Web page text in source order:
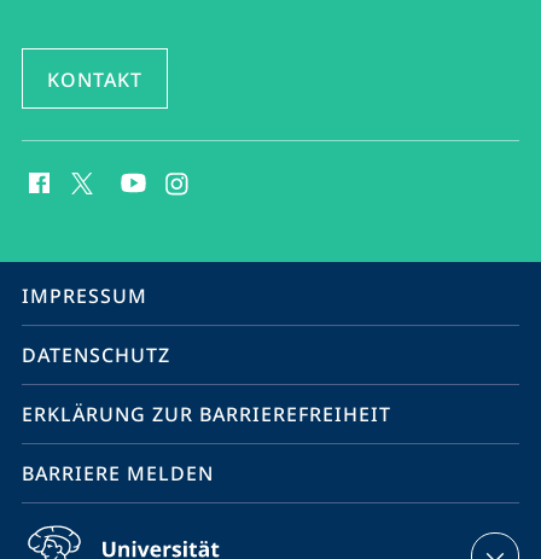
KONTAKT
Media
Service-
Navigation
IMPRESSUM
DATENSCHUTZ
ERKLÄRUNG ZUR BARRIEREFREIHEIT
BARRIERE MELDEN